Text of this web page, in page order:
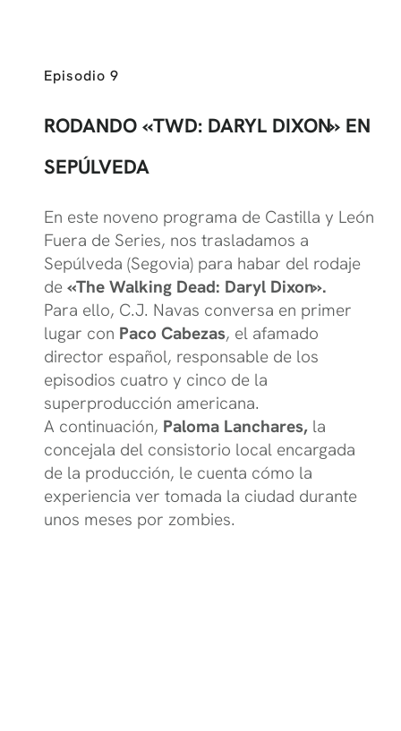
Episodio 9
RODANDO «TWD: DARYL DIXON» EN
SEPÚLVEDA
En este noveno programa de Castilla y León
Fuera de Series, nos trasladamos a
Sepúlveda (Segovia) para habar del rodaje
de «The Walking Dead: Daryl Dixon».
Para ello, C.J. Navas conversa en primer
lugar con Paco Cabezas, el afamado
director español, responsable de los
episodios cuatro y cinco de la
superproducción americana.
A continuación, Paloma Lanchares,la
concejala del consistorio local encargada
de la producción, le cuenta cómo la
experiencia ver tomada la ciudad durante
unos meses por zombies.